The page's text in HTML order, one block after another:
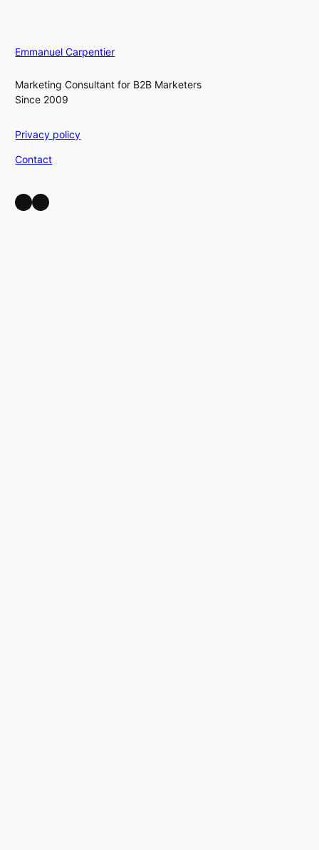
Emmanuel Carpentier
Marketing Consultant for B2B Marketers
Since 2009
Privacy policy
Contact
LinkedIn YouTube